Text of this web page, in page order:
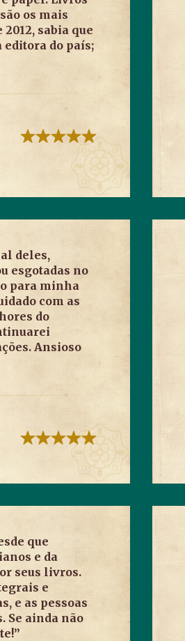
os mais
sabia que
do país;
deles,
esgotadas no
para minha
com as
do
Ansioso
que
e da
seus livros.
e
e as pessoas
Se ainda não